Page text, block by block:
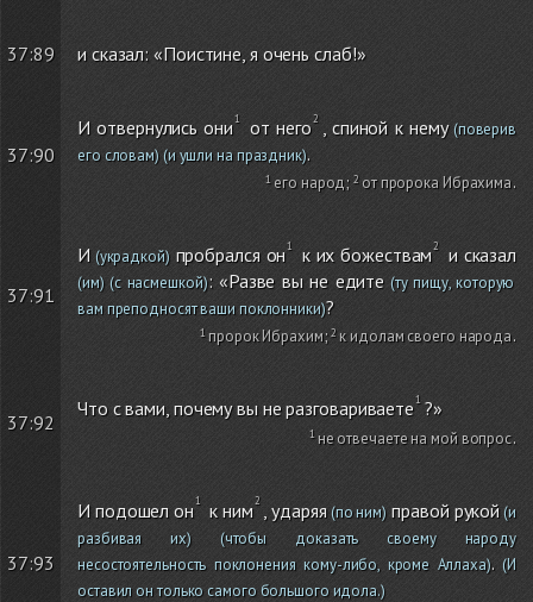
37:89 и сказал: «Поистине, я очень слаб!»
37:90
И отвернулись они от него , спиной к нему(поверив
его словам)(и ушли на праздник).
его народ; от пророка Ибрахима.
37:91
И(украдкой)пробрался он к их божествам и сказал
(им)(с насмешкой): «Разве вы не едите (ту пищу, которую
вам преподносят ваши поклонники)?
пророк Ибрахим; к идолам своего народа.
37:92
Что с вами, почему вы не разговариваете ?»
не отвечаете на мой вопрос.
37:93
И подошел он к ним , ударяя(по ним) правой рукой(и
разбивая их)(чтобы доказать своему народу
несостоятельность поклонения кому-либо, кроме Аллаха).(И
оставил он только самого большого идола.)